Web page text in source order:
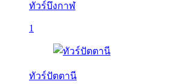
ทัวร์บึงกาฬ
1
ทัวร์ปัตตานี